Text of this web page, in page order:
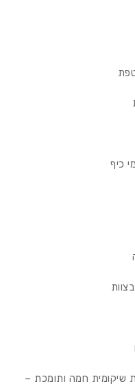
כיף
שיקומית חמה ותומכת –